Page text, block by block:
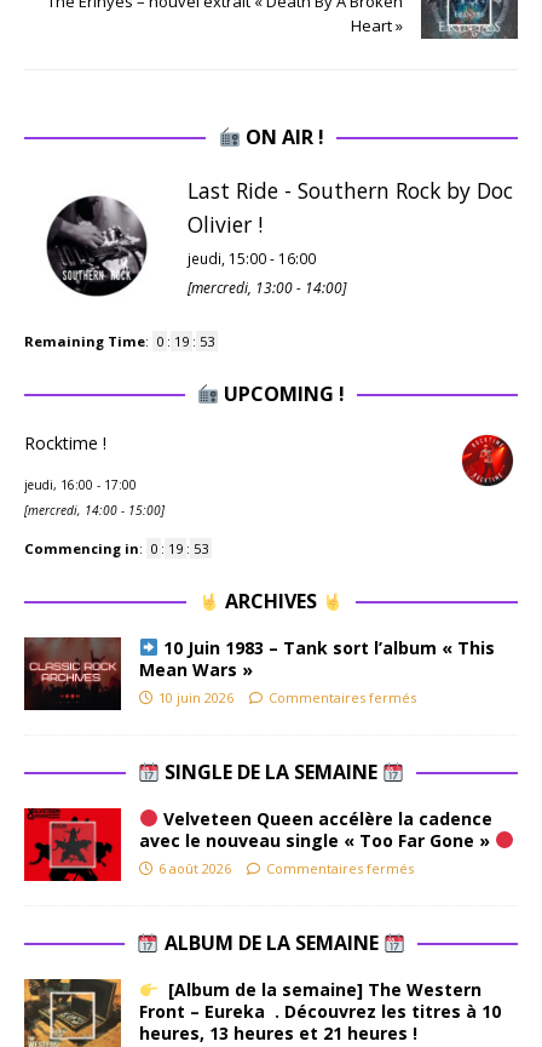
Heart »
ON AIR !
Last Ride - Southern Rock by Doc
Olivier !
jeudi, 15:00- 16:00
[mercredi, 13:00- 14:00]
Remaining Time: 0 : 19 : 53
UPCOMING !
Rocktime !
jeudi, 16:00 - 17:00
[mercredi, 14:00 - 15:00]
Commencing in: 0 : 19 : 53
ARCHIVES
10 Juin 1983 – Tank sort l’album « This
Mean Wars »
10 juin 2026 Commentaires fermés
SINGLE DE LA SEMAINE
Velveteen Queen accélère la cadence
avec le nouveau single « Too Far Gone »
6 août 2026 Commentaires fermés
ALBUM DE LA SEMAINE
[Album de la semaine] The Western
Front – Eureka . Découvrez les titres à 10
heures, 13 heures et 21 heures !